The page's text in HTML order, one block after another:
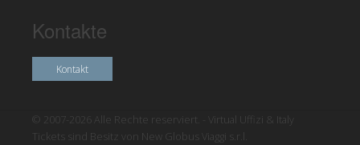
Kontakte
Kontakt
© 2007-2026 Alle Rechte reserviert. - Virtual Uffizi & Italy
Tickets sind Besitz von New Globus Viaggi s.r.l.